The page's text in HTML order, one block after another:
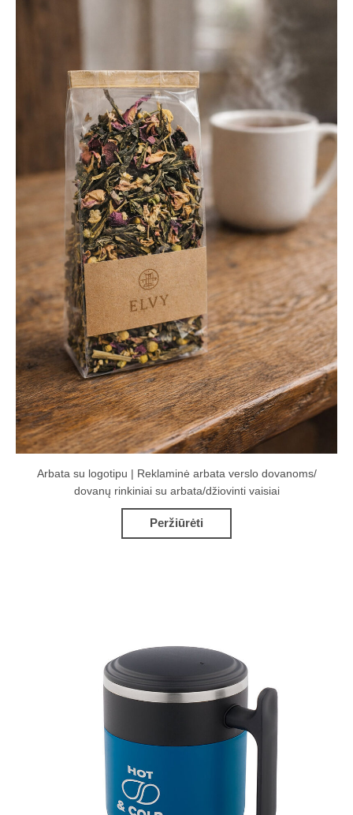
Arbata su logotipu | Reklaminė arbata verslo dovanoms/
dovanų rinkiniai su arbata/džiovinti vaisiai
Peržiūrėti